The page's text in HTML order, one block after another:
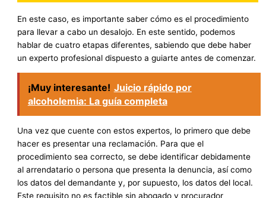
En este caso, es importante saber cómo es el procedimiento
para llevar a cabo un desalojo. En este sentido, podemos
hablar de cuatro etapas diferentes, sabiendo que debe haber
un experto profesional dispuesto a guiarte antes de comenzar.
¡Muy interesante! Juicio rápido por
alcoholemia: La guía completa
Una vez que cuente con estos expertos, lo primero que debe
hacer es presentar una reclamación. Para que el
procedimiento sea correcto, se debe identificar debidamente
al arrendatario o persona que presenta la denuncia, así como
los datos del demandante y, por supuesto, los datos del local.
Este requisito no es factible sin abogado y procurador